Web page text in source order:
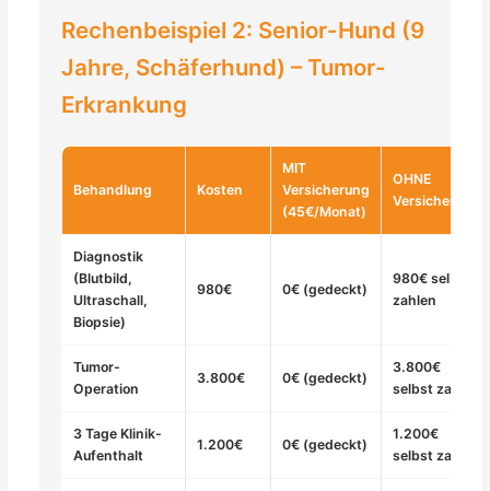
Rechenbeispiel 2: Senior-Hund (9
Jahre, Schäferhund) – Tumor-
Erkrankung
Behandlung Kosten
MIT
Versicherung
(45€/Monat)
OHNE
Versicherung
Diagnostik
(Blutbild,
Ultraschall,
Biopsie)
980€ 0€ (gedeckt)
980€ selbst
zahlen
Tumor-
Operation
3.800€ 0€ (gedeckt)
3.800€
selbst zahlen
3 Tage Klinik-
Aufenthalt
1.200€ 0€ (gedeckt)
1.200€
selbst zahlen